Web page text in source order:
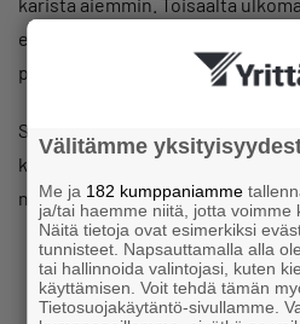
enenevissä määrin pihtaa, jonka
paremmin.
Saarisen perheyrityksen
kuusensa myyntipisteiltä, joiden
noin pari viikkoa ennen.
Välitämme
Me ja 182 kumppaniamme
ja/tai haemme niitä, jotta voimme
Näitä tietoja ovat esimerkiksi
tunnisteet. Napsauttamalla alla
tai hallinnoida valintojasi, kuten
käyttämisen. Voit tehdä tämän
Tietosuojakäytäntö-sivullamme.